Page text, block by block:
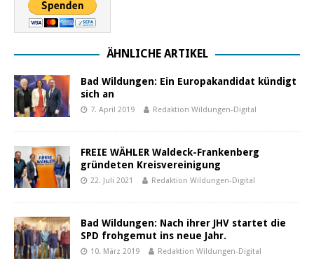
ÄHNLICHE ARTIKEL
Bad Wildungen: Ein Europakandidat kündigt
sich an
7. April 2019 Redaktion Wildungen-Digital
FREIE WÄHLER Waldeck-Frankenberg
gründeten Kreisvereinigung
22. Juli 2021 Redaktion Wildungen-Digital
Bad Wildungen: Nach ihrer JHV startet die
SPD frohgemut ins neue Jahr.
10. März 2019 Redaktion Wildungen-Digital